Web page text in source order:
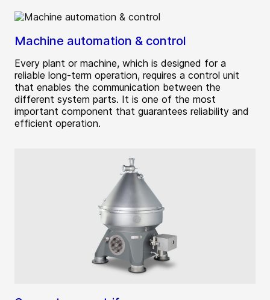
Machine automation & control
Every plant or machine, which is designed for a
reliable long-term operation, requires a control unit
that enables the communication between the
different system parts. It is one of the most
important component that guarantees reliability and
efficient operation.